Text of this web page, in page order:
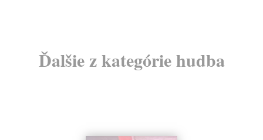
Ďalšie z kategórie hudba